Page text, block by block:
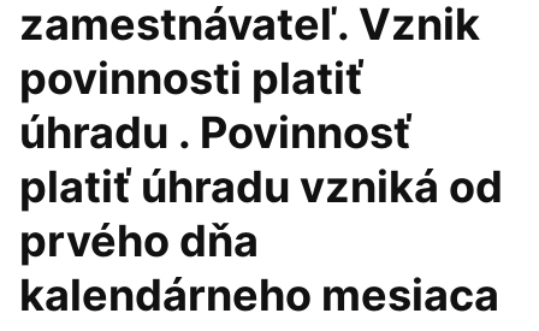
zamestnávateľ. Vznik
povinnosti platiť
úhradu . Povinnosť
platiť úhradu vzniká od
prvého dňa
kalendárneho mesiaca